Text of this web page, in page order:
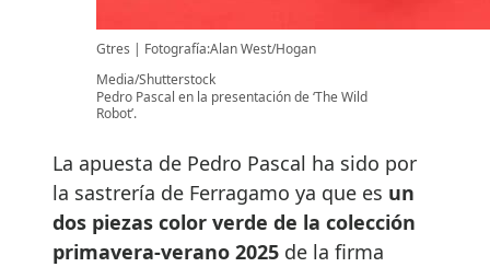
Gtres
Fotografía:Alan West/Hogan
Media/Shutterstock
Pedro Pascal en la presentación de ‘The Wild
Robot’.
La apuesta de Pedro Pascal ha sido por
la sastrería de Ferragamo ya que es un
dos piezas color verde de la colección
primavera-verano 2025 de la firma